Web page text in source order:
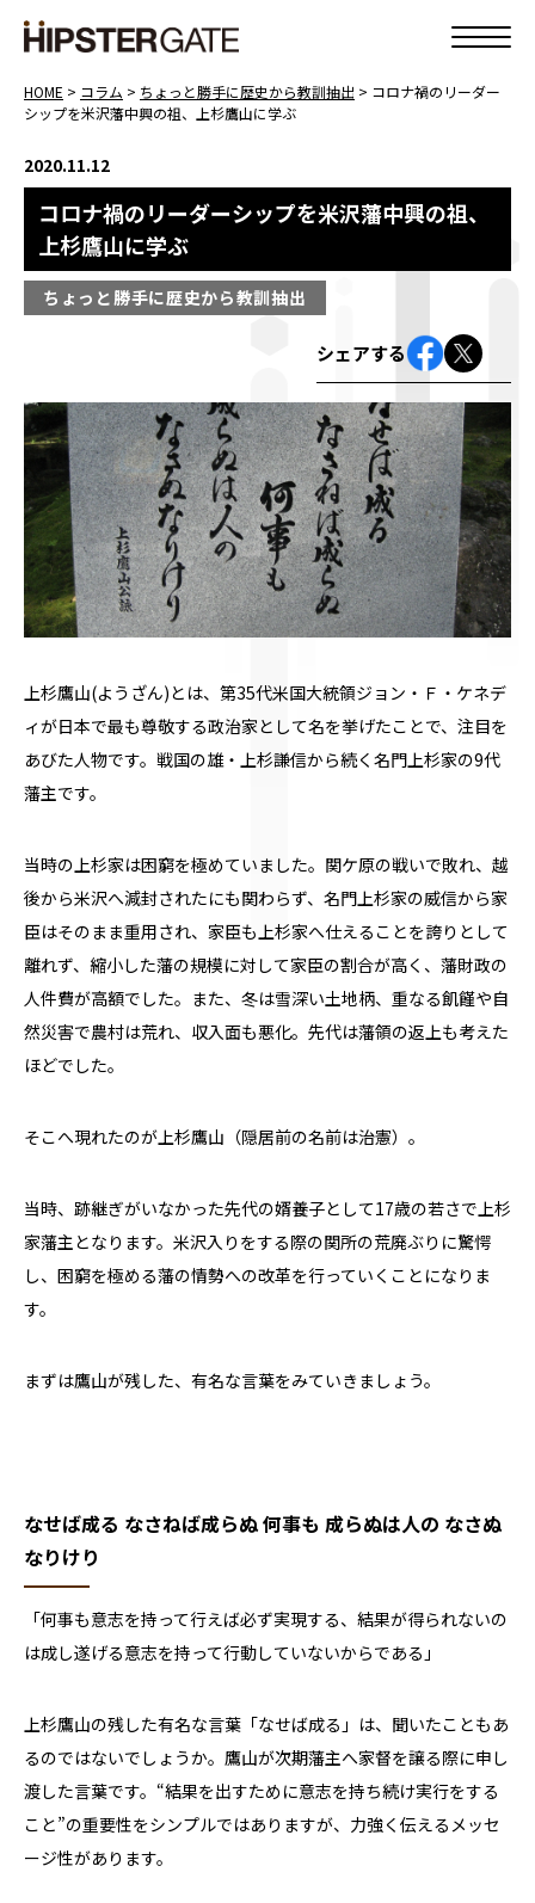
HOME > コラム > ちょっと勝手に歴史から教訓抽出 > コロナ禍のリーダー
シップを米沢藩中興の祖、上杉鷹山に学ぶ
2020.11.12
コロナ禍のリーダーシップを米沢藩中興の祖、
上杉鷹山に学ぶ
ちょっと勝手に歴史から教訓抽出
シェアする
上杉鷹山(ようざん)とは、第35代米国大統領ジョン・Ｆ・ケネデ
ィが日本で最も尊敬する政治家として名を挙げたことで、注目を
あびた人物です。戦国の雄・上杉謙信から続く名門上杉家の9代
藩主です。
当時の上杉家は困窮を極めていました。関ケ原の戦いで敗れ、越
後から米沢へ減封されたにも関わらず、名門上杉家の威信から家
臣はそのまま重用され、家臣も上杉家へ仕えることを誇りとして
離れず、縮小した藩の規模に対して家臣の割合が高く、藩財政の
人件費が高額でした。また、冬は雪深い土地柄、重なる飢饉や自
然災害で農村は荒れ、収入面も悪化。先代は藩領の返上も考えた
ほどでした。
そこへ現れたのが上杉鷹山（隠居前の名前は治憲）。
当時、跡継ぎがいなかった先代の婿養子として17歳の若さで上杉
家藩主となります。米沢入りをする際の関所の荒廃ぶりに驚愕
し、困窮を極める藩の情勢への改革を行っていくことになりま
す。
まずは鷹山が残した、有名な言葉をみていきましょう。
なせば成る なさねば成らぬ 何事も 成らぬは人の なさぬ
なりけり
「何事も意志を持って行えば必ず実現する、結果が得られないの
は成し遂げる意志を持って行動していないからである」
上杉鷹山の残した有名な言葉「なせば成る」は、聞いたこともあ
るのではないでしょうか。鷹山が次期藩主へ家督を譲る際に申し
渡した言葉です。“結果を出すために意志を持ち続け実行をする
こと”の重要性をシンプルではありますが、力強く伝えるメッセ
ージ性があります。